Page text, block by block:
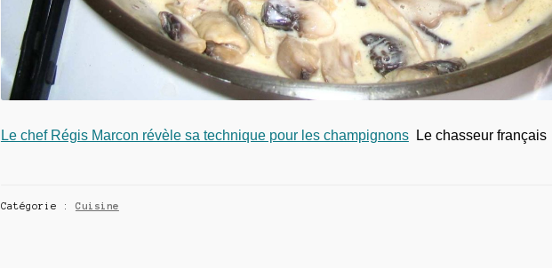
Le chef Régis Marcon révèle sa technique pour les champignonsLe chasseur français
Catégorie : Cuisine